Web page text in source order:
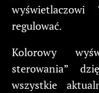
regulować.
Kolorowy
sterowania”
wszystkie